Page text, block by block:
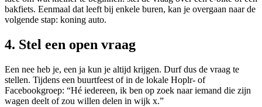
bakfiets. Eenmaal dat leeft bij enkele buren, kan je overgaan naar de
volgende stap: koning auto.
4. Stel een open vraag
Een nee heb je, een ja kun je altijd krijgen. Durf dus de vraag te
stellen. Tijdens een buurtfeest of in de lokale Hoplr- of
Facebookgroep: “Hé iedereen, ik ben op zoek naar iemand die zijn
wagen deelt of zou willen delen in wijk x.”